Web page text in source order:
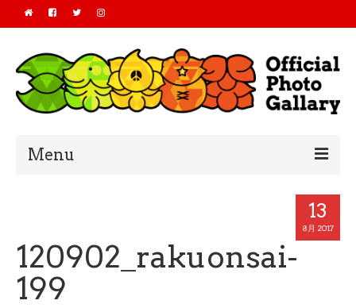
Menu
2018
2017
13
8月 2017
120902_rakuonsai-
199